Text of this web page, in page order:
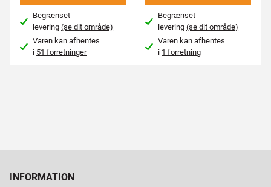
Begrænset
levering(se dit område)
Varen kan afhentes
i 51 forretninger
Begrænset
levering(se dit område)
Varen kan afhentes
i 1 forretning
INFORMATION